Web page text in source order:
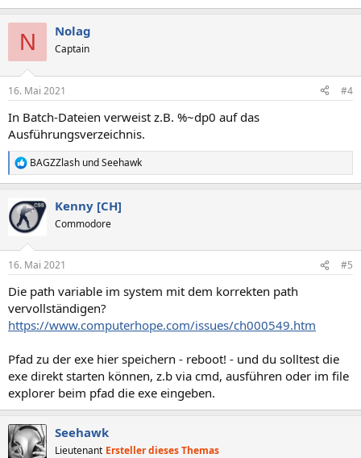
N Nolag
Captain
16. Mai 2021 #4
In Batch-Dateien verweist z.B. %~dp0 auf das
Ausführungsverzeichnis.
R
e
k
i
e
:
BAGZZlash undSeehawk
Kenny [CH]
Commodore
16. Mai 2021 #5
Die path variable im system mit dem korrekten path
vervollständigen?
https://www.computerhope.com/issues/ch000549.htm
Pfad zu der exe hier speichern - reboot! - und du solltest die
exe direkt starten können, z.b via cmd, ausführen oder im file
explorer beim pfad die exe eingeben.
Seehawk
Lieutenant Ersteller dieses Themas